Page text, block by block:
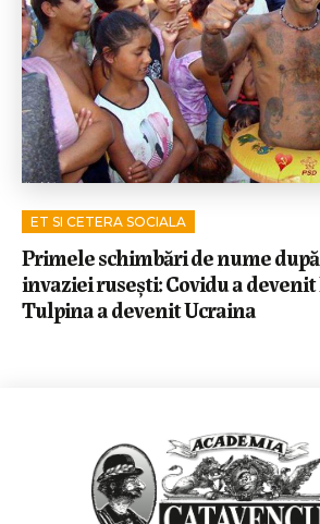
ET SI CETERA SOCIALA
Primele schimbări de nume
invaziei rusești: Covidu a devenit
Tulpina a devenit Ucraina